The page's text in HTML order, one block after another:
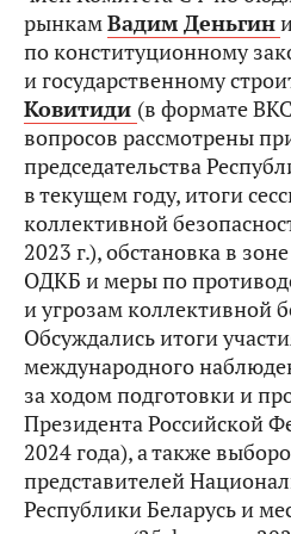
рынкамВадим Деньгин
по конституционному
и государственному
Ковитиди (в формате
вопросов рассмотрены
председательства
в текущем году, итоги
коллективной
2023 г.), обстановка в
ОДКБ и меры по
и угрозам коллективной
Обсуждались итоги
международного
за ходом подготовки и
Президента Российской
2024 года), а также
представителей
Республики Беларусь и